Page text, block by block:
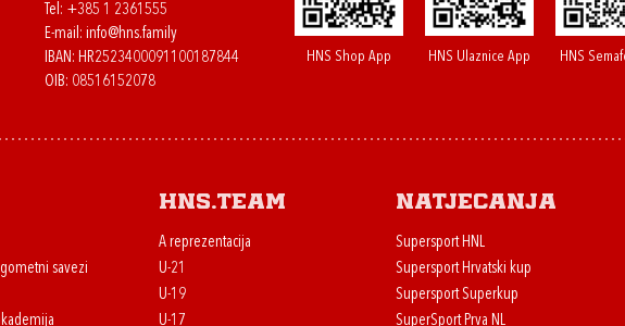
Tel: +385 1 2361555
E-mail: info@hns.family
IBAN: HR2523400091100187844
OIB: 08516152078
HNS Shop App HNS Ulaznice App HNS
savezi
HNS.team
A reprezentacija
U-21
U-19
U-17
Natjecanja
Supersport HNL
Supersport Hrvatski kup
Supersport Superkup
SuperSport Prva NL